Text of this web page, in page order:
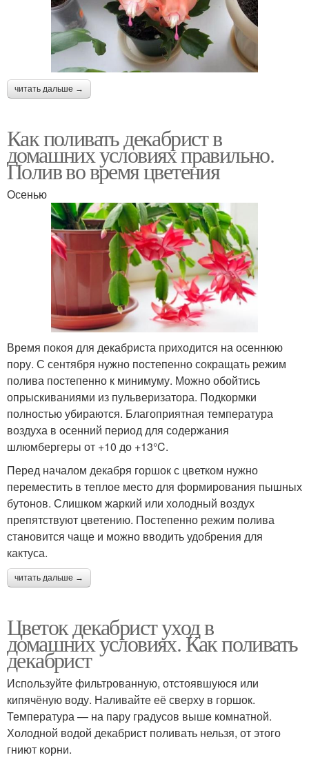
читать дальше →
Как поливать декабрист в
домашних условиях правильно.
Полив во время цветения
Осенью
Время покоя для декабриста приходится на осеннюю
пору. С сентября нужно постепенно сокращать режим
полива постепенно к минимуму. Можно обойтись
опрыскиваниями из пульверизатора. Подкормки
полностью убираются. Благоприятная температура
воздуха в осенний период для содержания
шлюмбергеры от +10 до +13°C.
Перед началом декабря горшок с цветком нужно
переместить в теплое место для формирования пышных
бутонов. Слишком жаркий или холодный воздух
препятствуют цветению. Постепенно режим полива
становится чаще и можно вводить удобрения для
кактуса.
читать дальше →
Цветок декабрист уход в
домашних условиях. Как поливать
декабрист
Используйте фильтрованную, отстоявшуюся или
кипячёную воду. Наливайте её сверху в горшок.
Температура — на пару градусов выше комнатной.
Холодной водой декабрист поливать нельзя, от этого
гниют корни.